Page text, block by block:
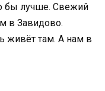
бы лучше. Свежий
в Завидово.
живёт там. А нам в